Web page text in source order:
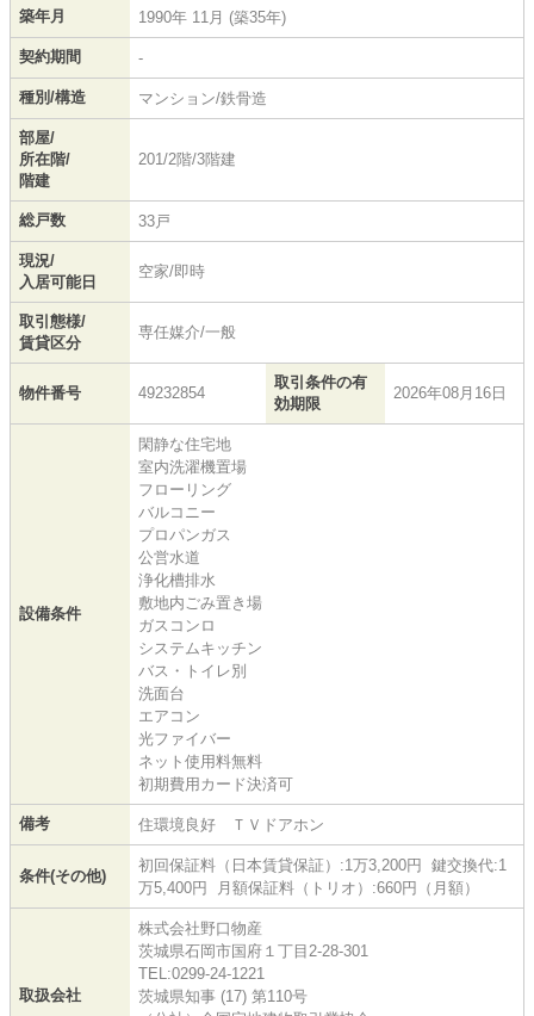
築年月 1990年 11月 (築35年)
契約期間 -
種別/構造 マンション/鉄骨造
部屋/
所在階/
階建
201/2階/3階建
総戸数 33戸
現況/
入居可能日
空家/即時
取引態様/
賃貸区分
専任媒介/一般
物件番号 49232854
取引条件の有
効期限
2026年08月16日
設備条件
閑静な住宅地
室内洗濯機置場
フローリング
バルコニー
プロパンガス
公営水道
浄化槽排水
敷地内ごみ置き場
ガスコンロ
システムキッチン
バス・トイレ別
洗面台
エアコン
光ファイバー
ネット使用料無料
初期費用カード決済可
備考 住環境良好 ＴＶドアホン
条件(その他)
初回保証料（日本賃貸保証）:1万3,200円 鍵交換代:1
万5,400円 月額保証料（トリオ）:660円（月額）
取扱会社
株式会社野口物産
茨城県石岡市国府１丁目2-28-301
TEL:0299-24-1221
茨城県知事 (17) 第110号